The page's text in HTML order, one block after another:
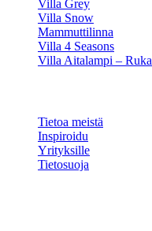
Villa Grey
Villa Snow
Mammuttilinna
Villa 4 Seasons
Villa Aitalampi – Ruka
Tietoa meistä
Inspiroidu
Yrityksille
Tietosuoja